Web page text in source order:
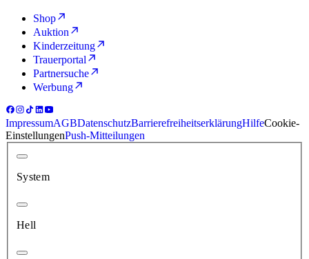
Shop
Auktion
Kinderzeitung
Trauerportal
Partnersuche
Werbung
ImpressumAGBDatenschutzBarrierefreiheitserklärungHilfeCookie-
EinstellungenPush-Mitteilungen
System
Hell